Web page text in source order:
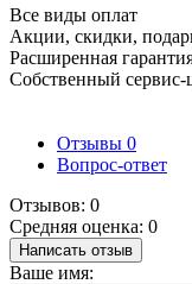
Все виды оплат
Акции, скидки,
Расширенная
Собственный сервис-
Отзывы 0
Вопрос-ответ
Отзывов: 0
Средняя оценка: 0
Написать отзыв
Ваше имя: